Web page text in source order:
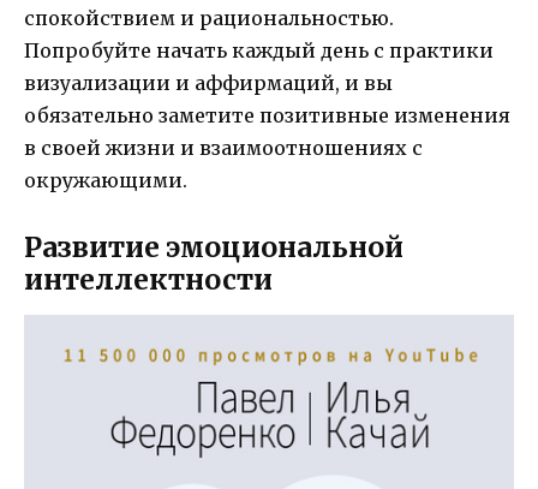
спокойствием и рациональностью.
Попробуйте начать каждый день с практики
визуализации и аффирмаций, и вы
обязательно заметите позитивные изменения
в своей жизни и взаимоотношениях с
окружающими.
Развитие эмоциональной
интеллектности